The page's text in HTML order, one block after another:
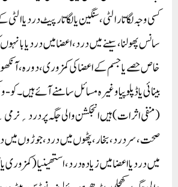
کسی وجہ لگاتار الٹی، سنگین یا لگاتار پیٹ درد یا
سانس پھولنا، سینے میں درد، اعضا میں درد یا
خاص حصے یا جسم کے اعضا کی کمزوری، دورہ،
بینائی یا ڈپلوپیا وغیرہ مسائل سامنے آئے
(منفی اثرات) ہیں انجکشن والی جگہ پر
صحت، سر درد، بخار، پٹھوں میں درد، جوڑوں میں
میں درد یا اعضا میں زیادہ درد، استھینیا (کمزوری